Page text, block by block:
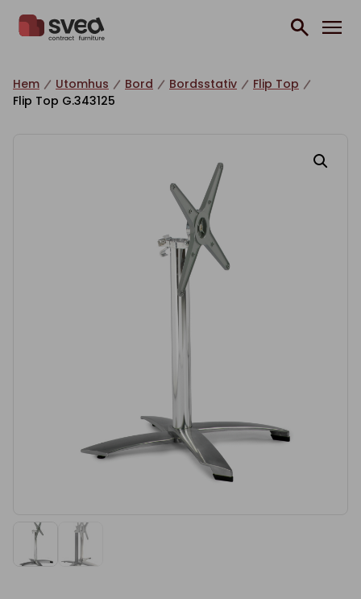
Hem Utomhus Bord Bordsstativ
Flip Top
Flip Top G.343125